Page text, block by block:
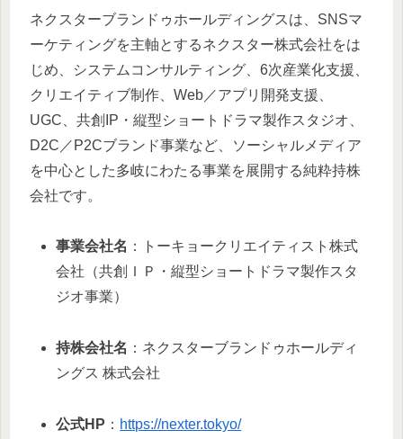
ネクスターブランドゥホールディングスは、SNSマ
ーケティングを主軸とするネクスター株式会社をは
じめ、システムコンサルティング、6次産業化支援、
クリエイティブ制作、Web／アプリ開発支援、
UGC、共創IP・縦型ショートドラマ製作スタジオ、
D2C／P2Cブランド事業など、ソーシャルメディア
を中心とした多岐にわたる事業を展開する純粋持株
会社です。
事業会社名 ：トーキョークリエイティスト株式
会社（共創ＩＰ・縦型ショートドラマ製作スタ
ジオ事業）
持株会社名 ：ネクスターブランドゥホールディ
ングス 株式会社
公式HP ： https://nexter.tokyo/